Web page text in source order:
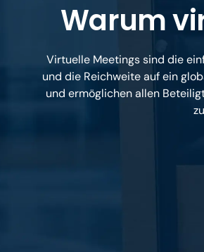
Warum
Virtuelle Meetings sind die
und die Reichweite auf ein
und ermöglichen allen